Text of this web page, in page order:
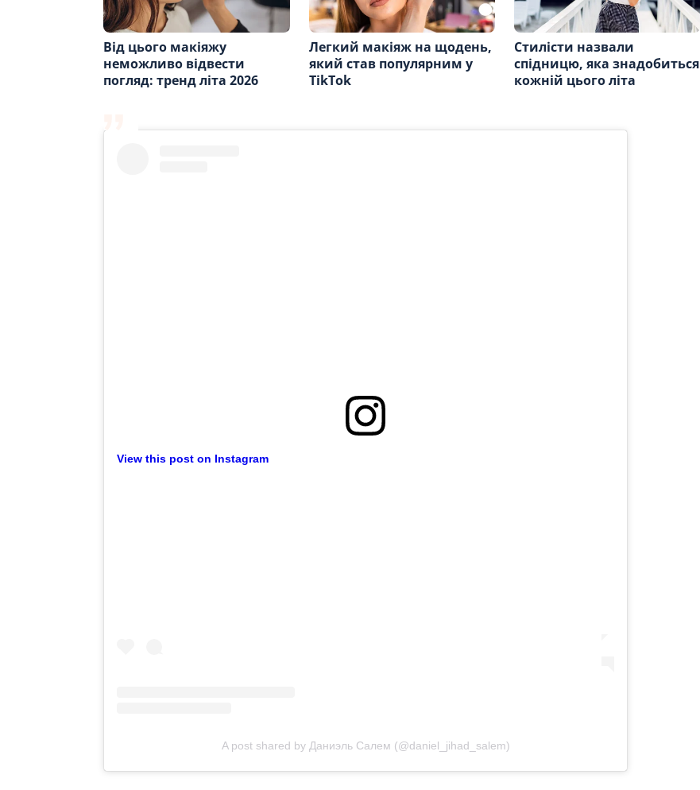
Від цього макіяжу
неможливо відвести
погляд: тренд літа 2026
Легкий макіяж на щодень,
який став популярним у
TikTok
Стилісти назвали
спідницю, яка знадобиться
кожній цього літа
View this post on Instagram
A post shared by Даниэль Салем (@daniel_jihad_salem)